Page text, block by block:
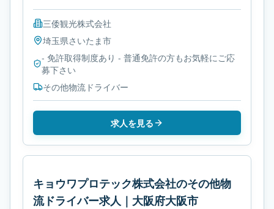
三倭観光株式会社
埼玉県さいたま市
- 免許取得制度あり - 普通免許の方もお気軽にご応
募下さい
その他物流ドライバー
求人を見る
キョウワプロテック株式会社のその他物
流ドライバー求人｜大阪府大阪市